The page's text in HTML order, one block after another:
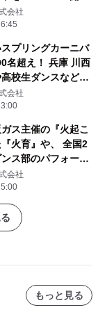
会社
プリングカーニバ
名超え！ 兵庫 川西
校生ダンスなど大
会社
ス主催の『火起こ
火育』や、 全国2
ス部のパフォーマ
！ 『たいせいスプ
を3/24(日)開催＠
会社
もっと見る